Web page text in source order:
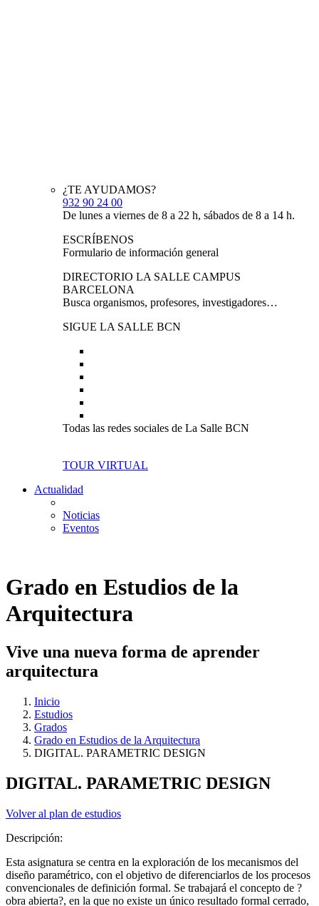
¿TE AYUDAMOS?
932 90 24 00
De lunes a viernes de 8 a 22 h, sábados de 8 a 14 h.
ESCRÍBENOS
Formulario de información general
DIRECTORIO LA SALLE CAMPUS
BARCELONA
Busca organismos, profesores, investigadores…
SIGUE LA SALLE BCN
Todas las redes sociales de La Salle BCN
TOUR VIRTUAL
Actualidad
Noticias
Eventos
Grado en Estudios de la
Arquitectura
Vive una nueva forma de aprender
arquitectura
Inicio
Estudios
Grados
Grado en Estudios de la Arquitectura
DIGITAL. PARAMETRIC DESIGN
DIGITAL. PARAMETRIC DESIGN
Volver al plan de estudios
Descripción:
Esta asignatura se centra en la exploración de los mecanismos del
diseño paramétrico, con el objetivo de diferenciarlos de los procesos
convencionales de definición formal. Se trabajará el concepto de ?
obra abierta?, en la que no existe un único resultado formal cerrado,